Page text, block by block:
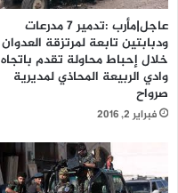
عاجل|مأرب :تدمير 7 مدرعات
ودبابتين تابعة لمرتزقة العدوان
خلال إحباط محاولة تقدم باتجاه
وادي الربيعة المحاذي لمديرية
صرواح
فبراير 2, 2016